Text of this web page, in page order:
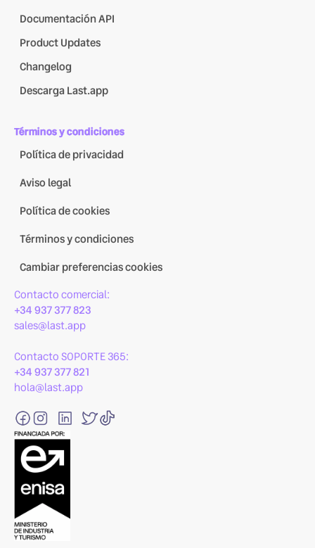
Documentación API
Product Updates
Changelog
Descarga Last.app
Términos y condiciones
Política de privacidad
Aviso legal
Política de cookies
Términos y condiciones
Cambiar preferencias cookies
Contacto comercial:
+34 937 377 823
sales@last.app
Contacto SOPORTE 365:
+34 937 377 821
hola@last.app